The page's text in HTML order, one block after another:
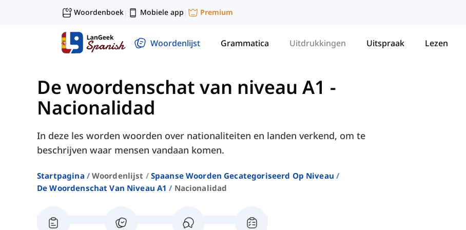
Woordenboek| Mobiele app | Premium
Woordenlijst Grammatica Uitdrukkingen Uitspraak Lezen
De woordenschat van niveau A1 -
Nacionalidad
In deze les worden woorden over nationaliteiten en landen verkend, om te
beschrijven waar mensen vandaan komen.
Startpagina Woordenlijst
Spaanse Woorden Gecategoriseerd Op Niveau
De Woordenschat Van Niveau A1
Nacionalidad